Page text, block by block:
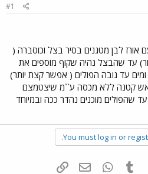
#1
אורז לבן מטגנים בסיר בצל וכוסברה (
עד שהבצל נהיה שקוף מוספים את
עד גובה הפולים ( אפשר קצת יותר)
קטנה ללא מכסה ע``מ שיצטמצם
שהפולים מוכנים נהדר ככה ובמיוחד
You must log in or
Pinterest
Tumblr
WhatsAppדואר אלקטרוני